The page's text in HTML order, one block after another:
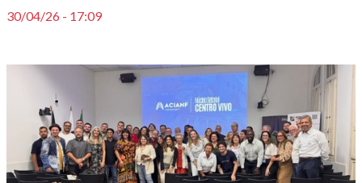
30/04/26 - 17:09